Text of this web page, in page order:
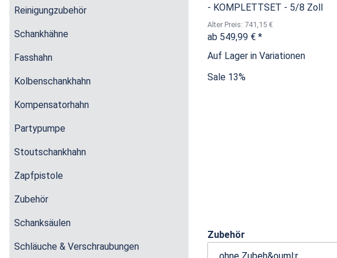
- KOMPLETTSET - 5/8 Zoll
Alter Preis: 741,15 €
ab 549,99 € *
Auf Lager in Variationen
Sale 13%
Zubehör
Reinigungzubehör
Schankhähne
Fasshahn
Kolbenschankhahn
Kompensatorhahn
Partypumpe
Stoutschankhahn
Zapfpistole
Zubehör
Schanksäulen
Schläuche & Verschraubungen